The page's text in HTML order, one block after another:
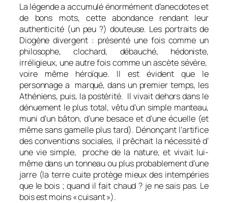
La légende a accumulé énormément d’anecdotes et
de bons mots, cette abondance rendant leur
authenticité (un peu ?) douteuse. Les portraits de
Diogène divergent : présenté une fois comme un
philosophe, clochard, débauché, hédoniste,
irréligieux, une autre fois comme un ascète sévère,
voire même héroïque. Il est évident que le
personnage a marqué, dans un premier temps, les
Athéniens, puis, la postérité. Il vivait dehors dans le
dénuement le plus total, vêtu d’un simple manteau,
muni d’un bâton, d’une besace et d’une écuelle (et
même sans gamelle plus tard). Dénonçant l’artifice
des conventions sociales, il prêchait la nécessité d’
une vie simple, proche de la nature, et vivait lui-
même dans un tonneau ou plus probablement d’une
jarre (la terre cuite protège mieux des intempéries
que le bois ; quand il fait chaud ? je ne sais pas. Le
bois est moins « cuisant »).